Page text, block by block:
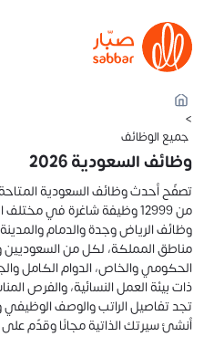
>
جميع الوظائف
وظائف السعودية 2026
تصفّح أحدث وظائف السعودية
من 12999 وظيفة شاغرة في
وظائف الرياض وجدة والدمام
مناطق المملكة، لكل من
الحكومي والخاص، الدوام الكامل
ذات بيئة العمل النسائية، والفرص
تجد تفاصيل الراتب والوصف
أنشئ سيرتك الذاتية مجانًا وقدّم